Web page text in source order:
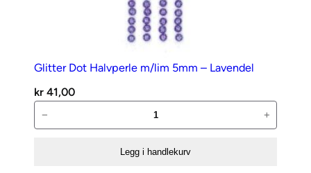
Glitter Dot Halvperle m/lim 5mm – Lavendel
kr 41,00
Dot
− +
Legg i handlekurv